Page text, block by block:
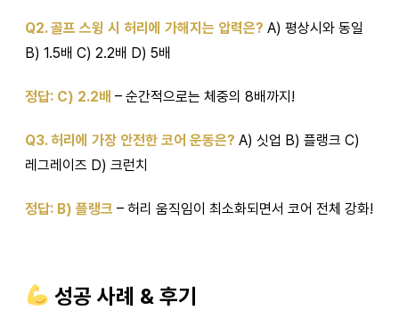
Q2. 골프 스윙 시 허리에 가해지는 압력은? A) 평상시와 동일
B) 1.5배 C) 2.2배 D) 5배
정답: C) 2.2배 – 순간적으로는 체중의 8배까지!
Q3. 허리에 가장 안전한 코어 운동은? A) 싯업 B) 플랭크 C)
레그레이즈 D) 크런치
정답: B) 플랭크 – 허리 움직임이 최소화되면서 코어 전체 강화!
성공 사례 & 후기